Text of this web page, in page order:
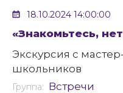
18.10.2024 14:00:00
«Знакомьтесь,
Экскурсия с
школьников
Группа: Встречи